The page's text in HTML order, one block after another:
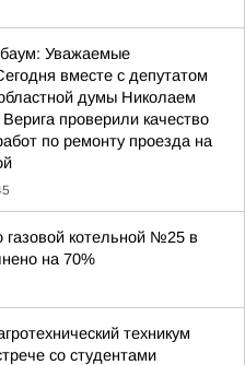
Уважаемые
вместе с депутатом
думы Николаем
проверили качество
по ремонту проезда на
газовой котельной №25 в
на 70%
техникум
со студентами